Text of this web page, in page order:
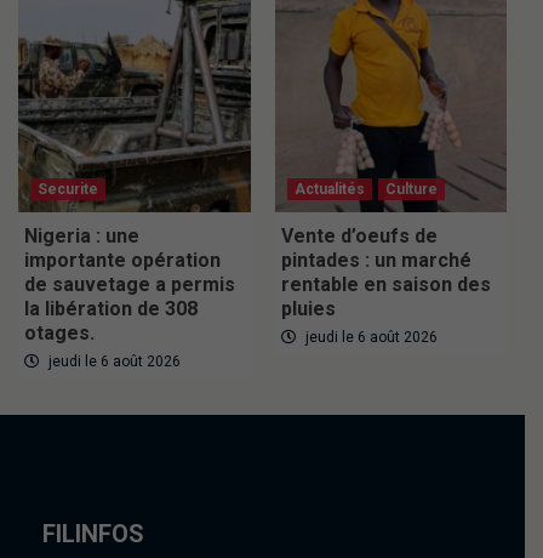
Securite
Nigeria : une
importante opération
de sauvetage a permis
la libération de 308
otages.
jeudi le 6 août 2026
Actualités Culture
Vente d’oeufs de
pintades : un marché
rentable en saison des
pluies
jeudi le 6 août 2026
FILINFOS